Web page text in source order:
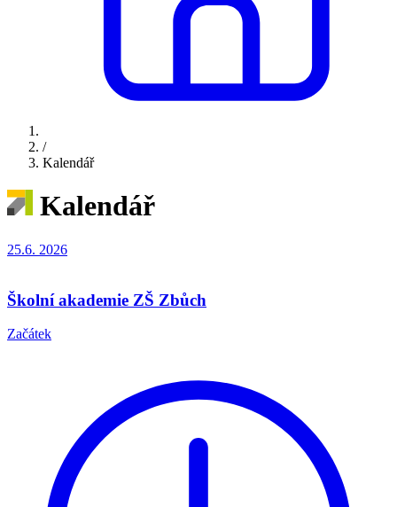
/
Kalendář
Kalendář
25.6. 2026
Školní akademie ZŠ Zbůch
Začátek